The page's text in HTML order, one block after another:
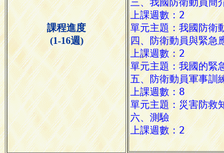
課程進度
(1-16週)